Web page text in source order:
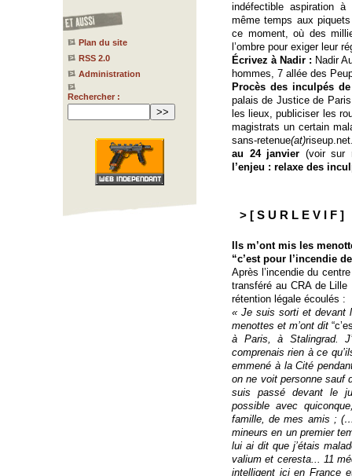
Plan du site
RSS 2.0
Administration
Rechercher :
indéfectible aspiration
même temps aux
ce moment, où des
l’ombre pour exiger leur
Écrivez à Nadir : Nadir
hommes, 7 allée des
Procès des inculpés
palais de Justice de
les lieux, publiciser les
magistrats un certain
sans-retenue(at)
au 24 janvier (voir sur
l’enjeu : relaxe des
> [ S U R L E V I F ]
Ils m’ont mis les
“c’est pour l’incendie
Après l’incendie du
transféré au CRA de
rétention légale écoulés :
« Je suis sorti et devant
menottes et m’ont dit
à Paris, à Stalingrad.
comprenais rien à ce
emmené à la Cité
on ne voit personne sauf
suis passé devant le
possible avec
famille, de mes amis ;
mineurs en un premier
lui ai dit que j’étais
valium et ceresta... 11
intelligent ici en France